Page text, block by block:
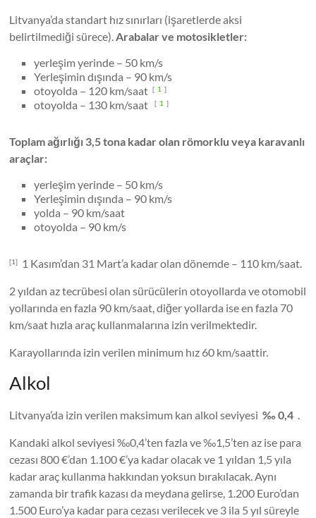
Litvanya’da standart hız sınırları (işaretlerde aksi
belirtilmediği sürece). Arabalar ve motosikletler:
yerleşim yerinde – 50 km/s
Yerleşimin dışında – 90 km/s
otoyolda – 120 km/saat[ 1 ]
otoyolda – 130 km/saat[ 1 ]
Toplam ağırlığı 3,5 tona kadar olan römorklu veya karavanlı
araçlar:
yerleşim yerinde – 50 km/s
Yerleşimin dışında – 90 km/s
yolda – 90 km/saat
otoyolda – 90 km/s
[1] 1 Kasım’dan 31 Mart’a kadar olan dönemde – 110 km/saat.
2 yıldan az tecrübesi olan sürücülerin otoyollarda ve otomobil
yollarında en fazla 90 km/saat, diğer yollarda ise en fazla 70
km/saat hızla araç kullanmalarına izin verilmektedir.
Karayollarında izin verilen minimum hız 60 km/saattir.
Alkol
Litvanya’da izin verilen maksimum kan alkol seviyesi‰ 0,4
Kandaki alkol seviyesi ‰0,4’ten fazla ve ‰1,5’ten az ise para
cezası 800 €’dan 1.100 €’ya kadar olacak ve 1 yıldan 1,5 yıla
kadar araç kullanma hakkından yoksun bırakılacak. Aynı
zamanda bir trafik kazası da meydana gelirse, 1.200 Euro’dan
1.500 Euro’ya kadar para cezası verilecek ve 3 ila 5 yıl süreyle